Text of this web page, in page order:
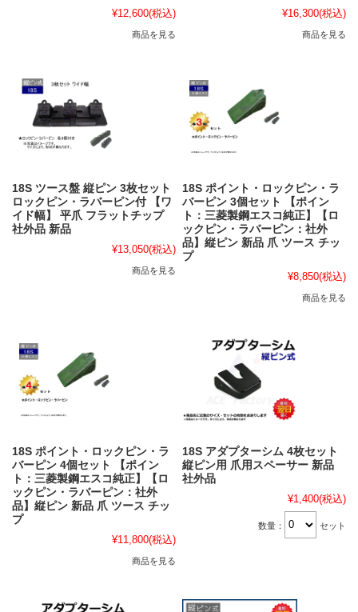
¥12,600(税込)
商品を見る
¥16,300(税込)
商品を見る
18S ツース盤 縦ピン 3枚セット
ロックピン・ラバーピン付 【ワ
イド幅】 平爪 フラットチップ
社外品 新品
¥13,050(税込)
商品を見る
18S ポイント・ロックピン・ラ
バーピン 3個セット 【ポイン
ト：三菱製鋼エスコ純正】【ロ
ックピン・ラバーピン：社外
品】縦ピン 新品 爪 ツース チッ
プ
¥8,850(税込)
商品を見る
18S ポイント・ロックピン・ラ
バーピン 4個セット 【ポイン
ト：三菱製鋼エスコ純正】【ロ
ックピン・ラバーピン：社外
品】縦ピン 新品 爪 ツース チッ
プ
¥11,800(税込)
商品を見る
18S アダプターシム 4枚セット
縦ピン用 爪用スペーサー 新品
社外品
¥1,400(税込)
数量： セット